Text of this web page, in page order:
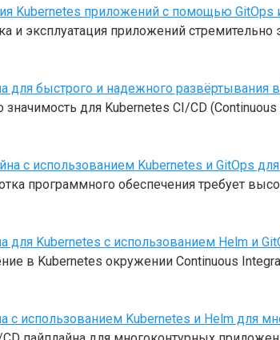
Kubernetes приложений с помощью GitOps
и эксплуатация приложений
для быстрого и надежного развёртывания
для Kubernetes CI/CD
с использованием Kubernetes и GitOps
программного обеспечения требует
для Kubernetes с использованием Helm и
в Kubernetes окружении Continuous
с использованием Kubernetes и Helm для